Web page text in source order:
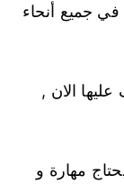
في جميع أنحاء
الان ,
مهارة و